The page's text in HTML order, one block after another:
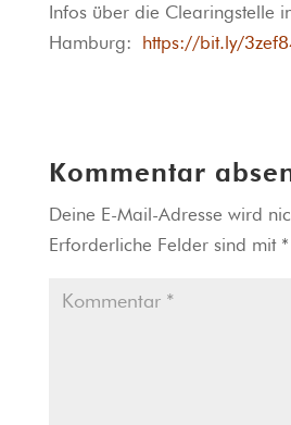
Infos über die Clearingstelle
Hamburg: https://bit.ly/
Kommentar
Deine E-Mail-Adresse wird
Erforderliche Felder sind mit *